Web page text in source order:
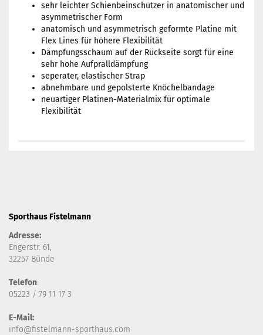
sehr leichter Schienbeinschützer in anatomischer und
asymmetrischer Form
anatomisch und asymmetrisch geformte Platine mit
Flex Lines für höhere Flexibilität
Dämpfungsschaum auf der Rückseite sorgt für eine
sehr hohe Aufpralldämpfung
seperater, elastischer Strap
abnehmbare und gepolsterte Knöchelbandage
neuartiger Platinen-Materialmix für optimale
Flexibilität
Sporthaus Fistelmann
Adresse:
Engerstr. 61,
32257 Bünde
Telefon:
05223 / 79 11 17 3
E-Mail:
info@fistelmann-sporthaus.com